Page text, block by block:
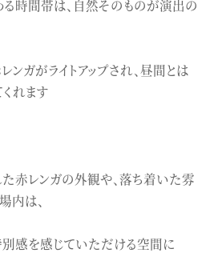
時間帯は、自然そのものが演出の
ガがライトアップされ、昼間とは
れます
赤レンガの外観や、落ち着いた雰
内は、
感を感じていただける空間に